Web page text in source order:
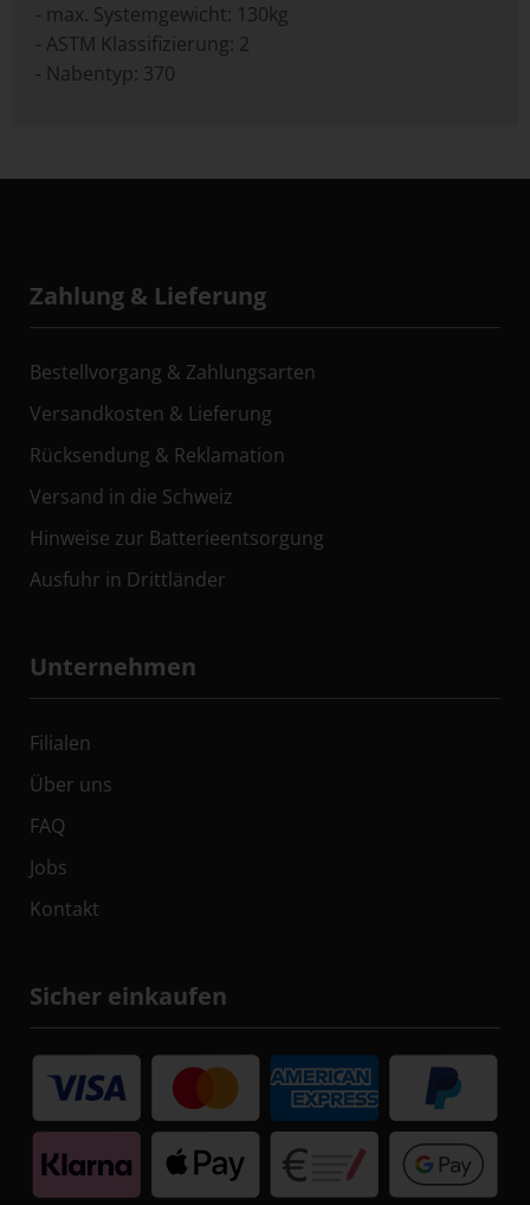
- max. Systemgewicht: 130kg
- ASTM Klassifizierung: 2
- Nabentyp: 370
Zahlung & Lieferung
Bestellvorgang & Zahlungsarten
Versandkosten & Lieferung
Rücksendung & Reklamation
Versand in die Schweiz
Hinweise zur Batterieentsorgung
Ausfuhr in Drittländer
Unternehmen
Filialen
Über uns
FAQ
Jobs
Kontakt
Sicher einkaufen